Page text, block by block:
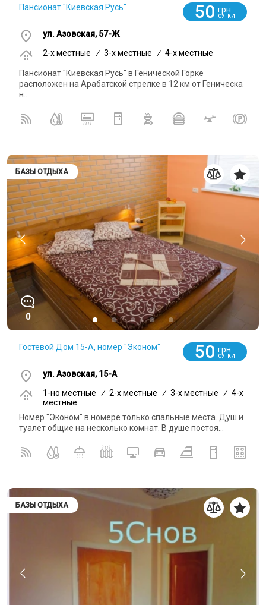
Пансионат "Киевская Русь" 50 грн
СУТКИ
ул. Азовская, 57-Ж
2-x местные
/ 3-x местные / 4-x местные
Пансионат "Киевская Русь" в Генической Горке
расположен на Арабатской стрелке в 12 км от Геническа
н...
БАЗЫ ОТДЫХА
0
Гостевой Дом 15-А, номер "Эконом" 50 грн
СУТКИ
ул. Азовская, 15-А
1-но местные / 2-x местные / 3-x местные / 4-x
местные
Номер "Эконом" в номере только спальные места. Душ и
туалет общие на несколько комнат. В душе постоя...
БАЗЫ ОТДЫХА